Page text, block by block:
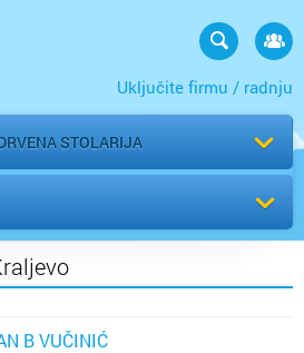
Uključite firmu / radnju
STOLARIJA
B VUČINIĆ